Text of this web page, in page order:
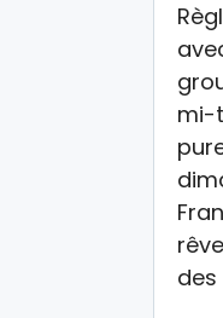
mi-
des